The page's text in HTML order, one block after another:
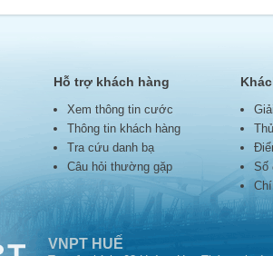
Hỗ trợ khách hàng
Xem thông tin cước
Thông tin khách hàng
Tra cứu danh bạ
Câu hỏi thường gặp
Số
VNPT HUẾ